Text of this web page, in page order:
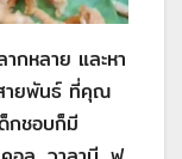
กหลาย และหา
สายพันธ์ ที่คุณ
กชอบก็มี